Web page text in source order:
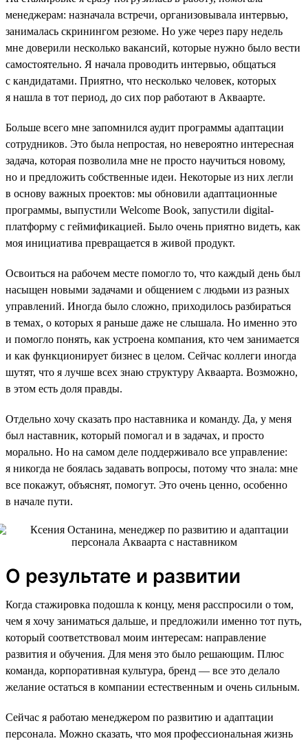
менеджерам: назначала встречи, организовывала интервью,
занималась скринингом резюме. Но уже через пару недель
мне доверили несколько вакансий, которые нужно было вести
самостоятельно. Я начала проводить интервью, общаться
с кандидатами. Приятно, что несколько человек, которых
я нашла в тот период, до сих пор работают в Акваарте.
Больше всего мне запомнился аудит программы адаптации
сотрудников. Это была непростая, но невероятно интересная
задача, которая позволила мне не просто научиться новому,
но и предложить собственные идеи. Некоторые из них легли
в основу важных проектов: мы обновили адаптационные
программы, выпустили Welcome Book, запустили digital-
платформу с геймификацией. Было очень приятно видеть, как
моя инициатива превращается в живой продукт.
Освоиться на рабочем месте помогло то, что каждый день был
насыщен новыми задачами и общением с людьми из разных
управлений. Иногда было сложно, приходилось разбираться
в темах, о которых я раньше даже не слышала. Но именно это
и помогло понять, как устроена компания, кто чем занимается
и как функционирует бизнес в целом. Сейчас коллеги иногда
шутят, что я лучше всех знаю структуру Акваарта. Возможно,
в этом есть доля правды.
Отдельно хочу сказать про наставника и команду. Да, у меня
был наставник, который помогал и в задачах, и просто
морально. Но на самом деле поддерживало все управление:
я никогда не боялась задавать вопросы, потому что знала: мне
все покажут, объяснят, помогут. Это очень ценно, особенно
в начале пути.
О результате и развитии
Когда стажировка подошла к концу, меня расспросили о том,
чем я хочу заниматься дальше, и предложили именно тот путь,
который соответствовал моим интересам: направление
развития и обучения. Для меня это было решающим. Плюс
команда, корпоративная культура, бренд — все это делало
желание остаться в компании естественным и очень сильным.
Сейчас я работаю менеджером по развитию и адаптации
персонала. Можно сказать, что моя профессиональная жизнь